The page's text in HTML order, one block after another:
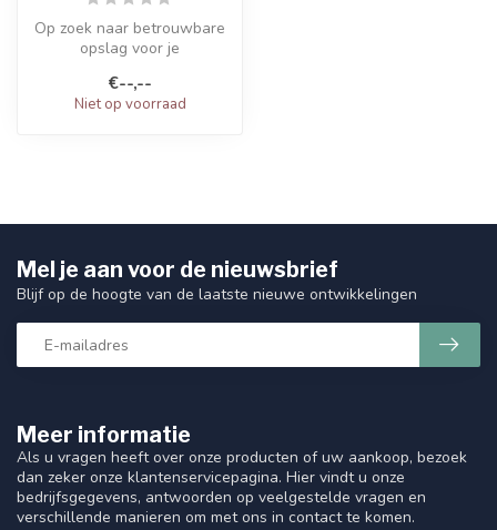
Op zoek naar betrouwbare
opslag voor je
bewakingssysteme...
€--,--
Niet op voorraad
Meer informatie
Als u vragen heeft over onze producten of uw aankoop, bezoek
dan zeker onze klantenservicepagina. Hier vindt u onze
bedrijfsgegevens, antwoorden op veelgestelde vragen en
verschillende manieren om met ons in contact te komen.
Mel je aan voor de nieuwsbrief
Blijf op de hoogte van de laatste nieuwe ontwikkelingen